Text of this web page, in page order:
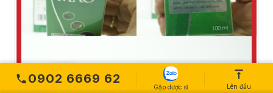
0902 6669 62
Gặp dược sĩ Lên đầu